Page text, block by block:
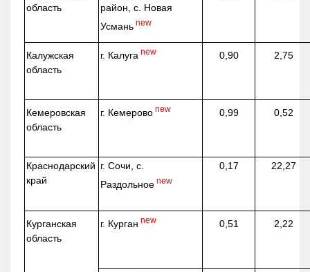
область
район, с. Новая
Усмань new
Калужская
область
г. Калуга new 0,90 2,75
Кемеровская
область
г. Кемерово new 0,99 0,52
Краснодарский
край
г. Сочи, с.
Раздольное new
0,17 22,27
Курганская
область
г. Курган new 0,51 2,22